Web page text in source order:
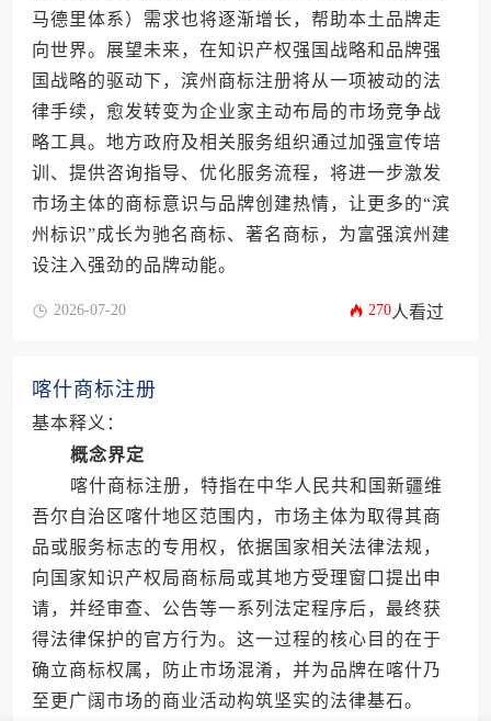
马德里体系）需求也将逐渐增长，帮助本土品牌走
向世界。展望未来，在知识产权强国战略和品牌强
国战略的驱动下，滨州商标注册将从一项被动的法
律手续，愈发转变为企业家主动布局的市场竞争战
略工具。地方政府及相关服务组织通过加强宣传培
训、提供咨询指导、优化服务流程，将进一步激发
市场主体的商标意识与品牌创建热情，让更多的“滨
州标识”成长为驰名商标、著名商标，为富强滨州建
设注入强劲的品牌动能。
2026-07-20 270人看过
喀什商标注册
基本释义：
概念界定
喀什商标注册，特指在中华人民共和国新疆维
吾尔自治区喀什地区范围内，市场主体为取得其商
品或服务标志的专用权，依据国家相关法律法规，
向国家知识产权局商标局或其地方受理窗口提出申
请，并经审查、公告等一系列法定程序后，最终获
得法律保护的官方行为。这一过程的核心目的在于
确立商标权属，防止市场混淆，并为品牌在喀什乃
至更广阔市场的商业活动构筑坚实的法律基石。